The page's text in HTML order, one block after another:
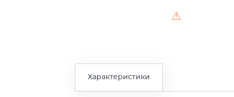
⚠
Характеристики